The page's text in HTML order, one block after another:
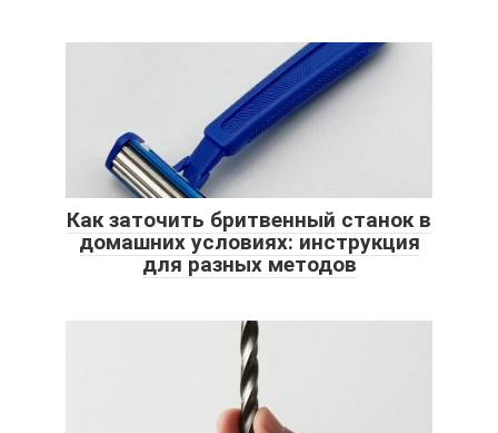
Как заточить бритвенный станок в
домашних условиях: инструкция
для разных методов